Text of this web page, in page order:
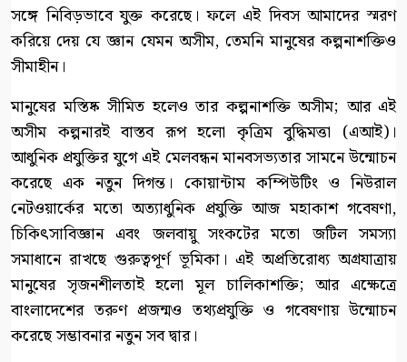
সঙ্গে নিবিড়ভাবে যুক্ত করেছে। ফলে এই দিবস আমাদের স্মরণ
করিয়ে দেয় যে জ্ঞান যেমন অসীম, তেমনি মানুষের কল্পনাশক্তিও
সীমাহীন।
মানুষের মস্তিষ্ক সীমিত হলেও তার কল্পনাশক্তি অসীম; আর এই
অসীম কল্পনারই বাস্তব রূপ হলো কৃত্রিম বুদ্ধিমত্তা (এআই)।
আধুনিক প্রযুক্তির যুগে এই মেলবন্ধন মানবসভ্যতার সামনে উন্মোচন
করেছে এক নতুন দিগন্ত। কোয়ান্টাম কম্পিউটিং ও নিউরাল
নেটওয়ার্কের মতো অত্যাধুনিক প্রযুক্তি আজ মহাকাশ গবেষণা,
চিকিৎসাবিজ্ঞান এবং জলবায়ু সংকটের মতো জটিল সমস্যা
সমাধানে রাখছে গুরুত্বপূর্ণ ভূমিকা। এই অপ্রতিরোধ্য অগ্রযাত্রায়
মানুষের সৃজনশীলতাই হলো মূল চালিকাশক্তি; আর এক্ষেত্রে
বাংলাদেশের তরুণ প্রজন্মও তথ্যপ্রযুক্তি ও গবেষণায় উন্মোচন
করেছে সম্ভাবনার নতুন সব দ্বার।